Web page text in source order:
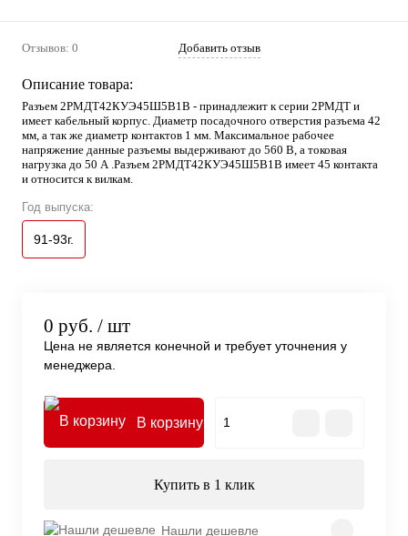
Отзывов: 0 Добавить отзыв
Описание товара:
Разъем 2РМДТ42КУЭ45Ш5В1В - принадлежит к серии 2РМДТ и
имеет кабельный корпус. Диаметр посадочного отверстия разъема 42
мм, а так же диаметр контактов 1 мм. Максимальное рабочее
напряжение данные разъемы выдерживают до 560 В, а токовая
нагрузка до 50 А .Разъем 2РМДТ42КУЭ45Ш5В1В имеет 45 контакта
и относится к вилкам.
Год выпуска:
91-93г.
0 руб. / шт
Цена не является конечной и требует уточнения у
менеджера.
В корзину
Купить в 1 клик
Нашли дешевле